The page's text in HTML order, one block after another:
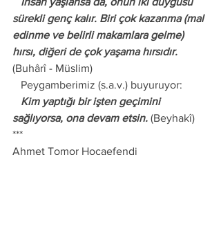
sürekli genç kalır. Biri çok kazanma (mal
edinme ve belirli makamlara gelme)
hırsı, diğeri de çok yaşama hırsıdır.
(Buhârî - Müslim)
   Peygamberimiz (s.a.v.) buyuruyor:
sağlıyorsa, ona devam etsin. (Beyhakî)
***
Ahmet Tomor Hocaefendi